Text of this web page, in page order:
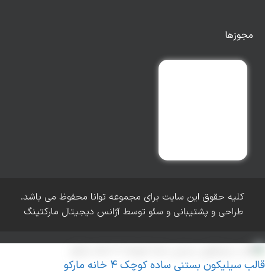
مجوزها
کلیه حقوق این سایت برای مجموعه توانا محفوظ می باشد.
طراحی و پشتیبانی و سئو توسط آژانس دیجیتال مارکتینگ
قالب سیلیکون بستنی ساده کوچک 4 خانه مارکو